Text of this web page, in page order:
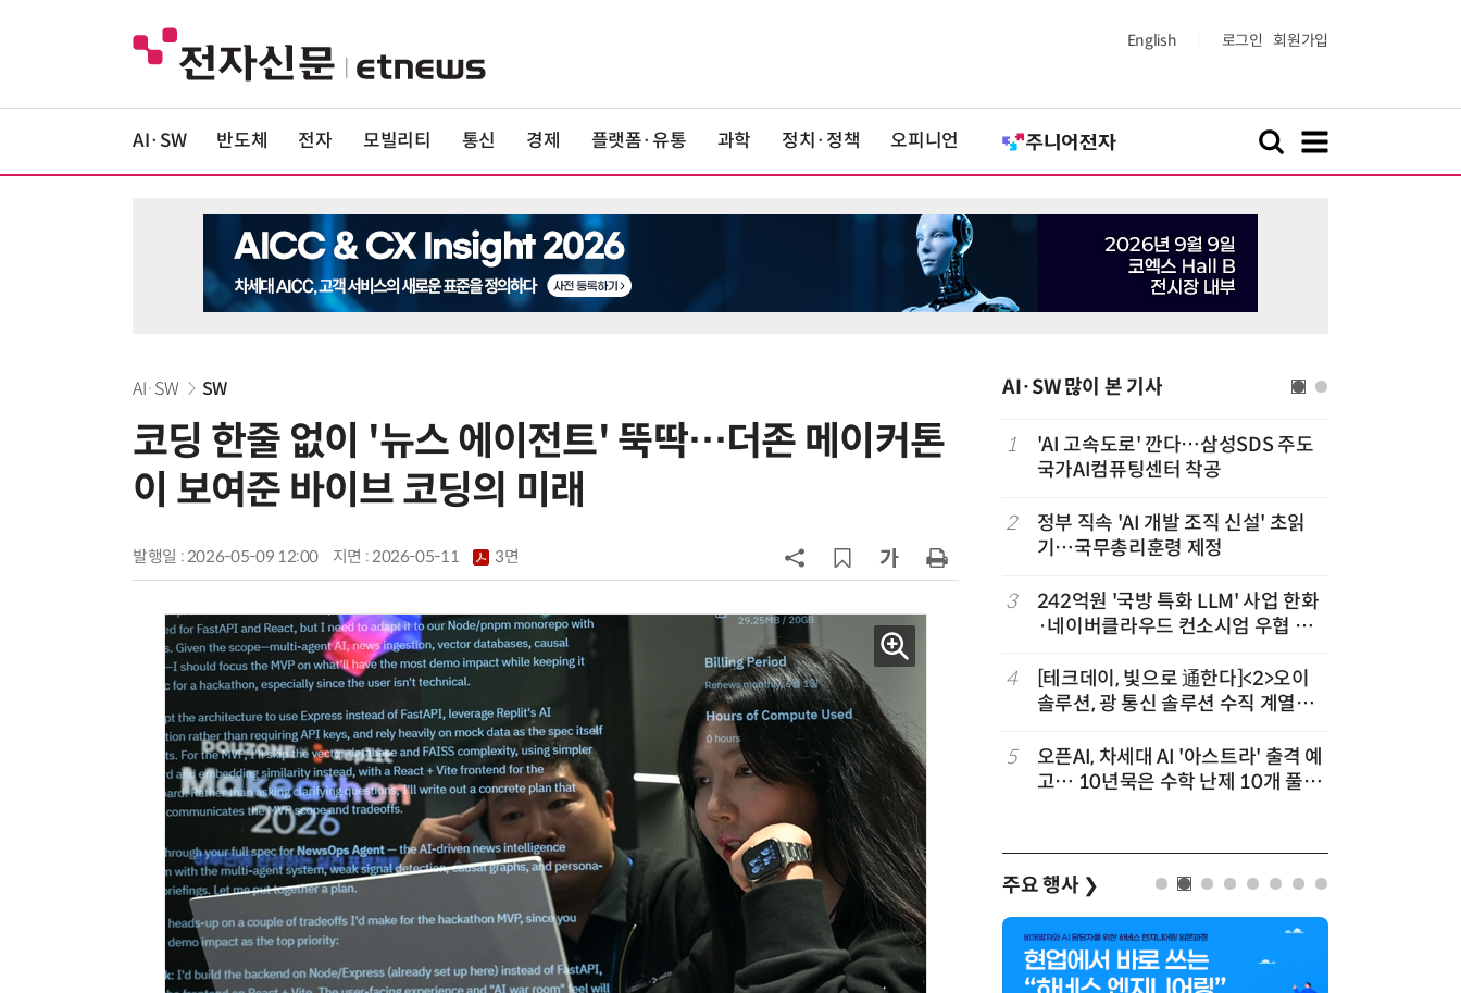
English 로그인 회원가입
AI·SW 반도체 전자 모빌리티 통신 경제 플랫폼·유통 과학 정치·정책 오피니언
AI·SW SW
코딩 한줄 없이 '뉴스 에이전트' 뚝딱…더존 메이커톤
이 보여준 바이브 코딩의 미래
발행일 : 2026-05-09 12:00 지면 :2026-05-11 3면
AI·SW 많이 본 기사
6
美 행정부, AI 모델 '해킹 등 사이버
원 구형 태양전지 IEC 국제표준 개발
과제 공식 승인
강 동력 꺼져간다
국산 CSP사 '마켓플레이스' 커졌
다…5개사 등록 솔루션 1439개
10 앤트로픽·오픈AI 이어 메타도…AI
가 통제 벗어나 외부 해킹
1
'AI 고속도로' 깐다…삼성SDS 주도
국가AI컴퓨팅센터 착공
2
정부 직속 'AI 개발 조직 신설' 초읽
기…국무총리훈령 제정
3
242억원 '국방 특화 LLM' 사업 한화
·네이버클라우드 컨소시엄 우협 선
4
[테크데이, 빛으로 通한다]<2>오이
솔루션, 광 통신 솔루션 수직 계열
략'
5
오픈AI, 차세대 AI '아스트라' 출격 예
고… 10년묵은 수학 난제 10개 풀었
주요 행사 ❯